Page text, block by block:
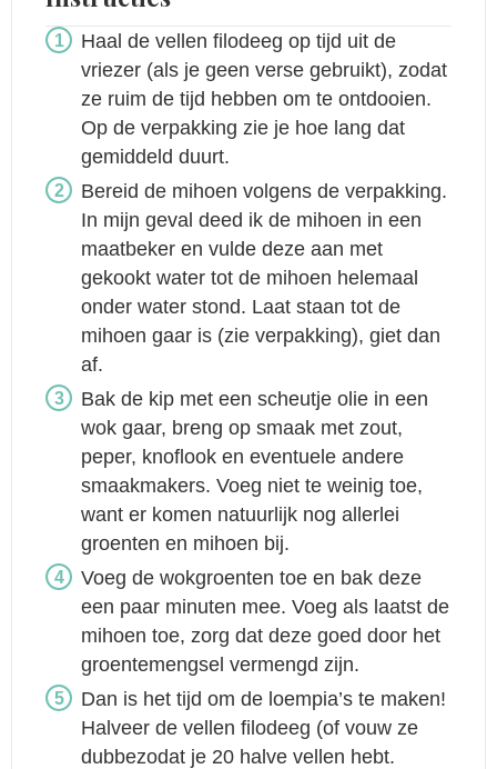
Haal de vellen filodeeg op tijd uit de
vriezer (als je geen verse gebruikt), zodat
ze ruim de tijd hebben om te ontdooien.
Op de verpakking zie je hoe lang dat
gemiddeld duurt.
Bereid de mihoen volgens de verpakking.
In mijn geval deed ik de mihoen in een
maatbeker en vulde deze aan met
gekookt water tot de mihoen helemaal
onder water stond. Laat staan tot de
mihoen gaar is (zie verpakking), giet dan
af.
Bak de kip met een scheutje olie in een
wok gaar, breng op smaak met zout,
peper, knoflook en eventuele andere
smaakmakers. Voeg niet te weinig toe,
want er komen natuurlijk nog allerlei
groenten en mihoen bij.
Voeg de wokgroenten toe en bak deze
een paar minuten mee. Voeg als laatst de
mihoen toe, zorg dat deze goed door het
groentemengsel vermengd zijn.
Dan is het tijd om de loempia’s te maken!
Halveer de vellen filodeeg (of vouw ze
dubbezodat je 20 halve vellen hebt.